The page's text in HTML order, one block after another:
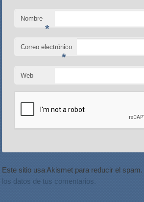
Nombre
*
Correo electrónico
*
Web
Este sitio usa Akismet para reducir el spam.
los datos de tus comentarios.